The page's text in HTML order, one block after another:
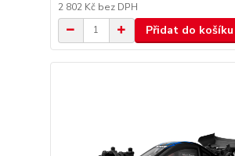
2 802 Kč bez DPH
Přidat do košíku